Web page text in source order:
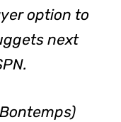
option to
next